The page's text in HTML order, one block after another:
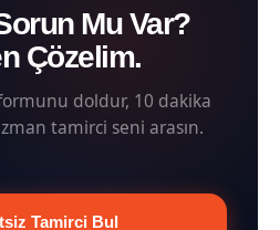
Mu Var?
Çözelim.
doldur, 10 dakika
tamirci seni arasın.
Tamirci Bul